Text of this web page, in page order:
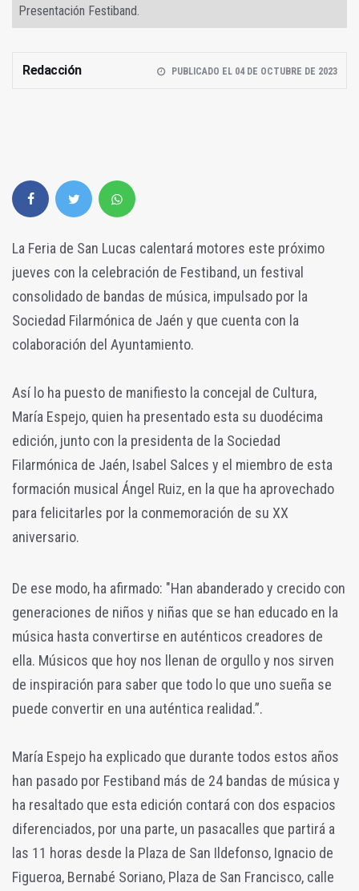
Presentación Festiband.
Redacción PUBLICADO EL 04 DE OCTUBRE DE 2023
La Feria de San Lucas calentará motores este próximo
jueves con la celebración de Festiband, un festival
consolidado de bandas de música, impulsado por la
Sociedad Filarmónica de Jaén y que cuenta con la
colaboración del Ayuntamiento.
Así lo ha puesto de manifiesto la concejal de Cultura,
María Espejo, quien ha presentado esta su duodécima
edición, junto con la presidenta de la Sociedad
Filarmónica de Jaén, Isabel Salces y el miembro de esta
formación musical Ángel Ruiz, en la que ha aprovechado
para felicitarles por la conmemoración de su XX
aniversario.
De ese modo, ha afirmado: "Han abanderado y crecido con
generaciones de niños y niñas que se han educado en la
música hasta convertirse en auténticos creadores de
ella. Músicos que hoy nos llenan de orgullo y nos sirven
de inspiración para saber que todo lo que uno sueña se
puede convertir en una auténtica realidad.”.
María Espejo ha explicado que durante todos estos años
han pasado por Festiband más de 24 bandas de música y
ha resaltado que esta edición contará con dos espacios
diferenciados, por una parte, un pasacalles que partirá a
las 11 horas desde la Plaza de San Ildefonso, Ignacio de
Figueroa, Bernabé Soriano, Plaza de San Francisco, calle